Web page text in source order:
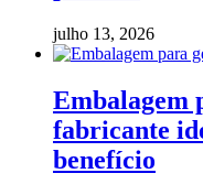
julho 13, 2026
Embalagem
fabricante
benefício